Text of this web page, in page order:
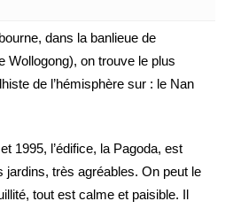
dans la banlieue de
Wollogong), on trouve le plus
de l’hémisphère sur : le Nan
1995, l’édifice, la Pagoda, est
jardins, très agréables. On peut le
tout est calme et paisible. Il